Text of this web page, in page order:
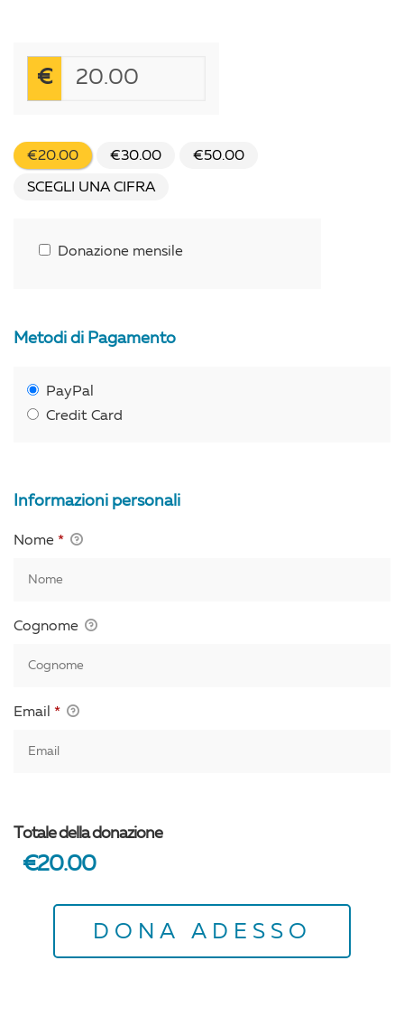
€
€20.00 €30.00 €50.00
SCEGLI UNA CIFRA
Donazione mensile
Metodi di Pagamento
PayPal
Credit Card
Informazioni personali
Nome *
Cognome
Email *
Totale della donazione
€20.00